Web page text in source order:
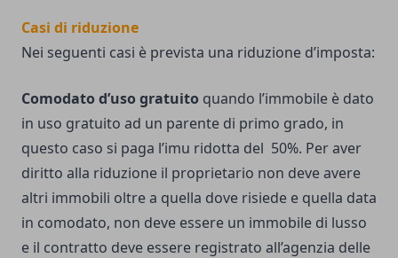
Casi di riduzione
Nei seguenti casi è prevista una riduzione d’imposta:
Comodato d’uso gratuito quando l’immobile è dato
in uso gratuito ad un parente di primo grado, in
questo caso si paga l’imu ridotta del 50%. Per aver
diritto alla riduzione il proprietario non deve avere
altri immobili oltre a quella dove risiede e quella data
in comodato, non deve essere un immobile di lusso
e il contratto deve essere registrato all’agenzia delle